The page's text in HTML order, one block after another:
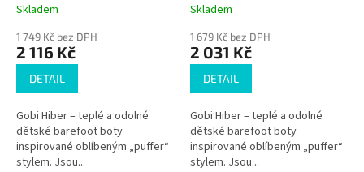
Skladem
1 749 Kč bez DPH
2 116 Kč
DETAIL
Gobi Hiber – teplé a odolné
dětské barefoot boty
inspirované oblíbeným „puffer“
stylem. Jsou...
Skladem
1 679 Kč bez DPH
2 031 Kč
DETAIL
Gobi Hiber – teplé a odolné
dětské barefoot boty
inspirované oblíbeným „puffer“
stylem. Jsou...